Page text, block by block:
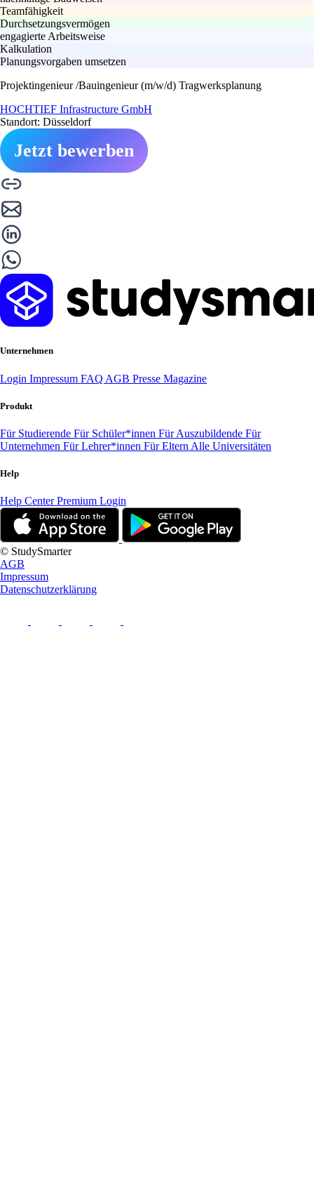
Teamfähigkeit
Durchsetzungsvermögen
engagierte Arbeitsweise
Kalkulation
Planungsvorgaben umsetzen
Projektingenieur /Bauingenieur (m/w/d) Tragwerksplanung
HOCHTIEF Infrastructure GmbH
Standort: Düsseldorf
Jetzt bewerben
Unternehmen
Login Impressum FAQ AGB Presse Magazine
Produkt
Für Studierende Für Schüler*innen Für Auszubildende Für
Unternehmen Für Lehrer*innen Für Eltern Alle Universitäten
Help
Help CenterPremium Login
© StudySmarter
AGB
Impressum
Datenschutzerklärung